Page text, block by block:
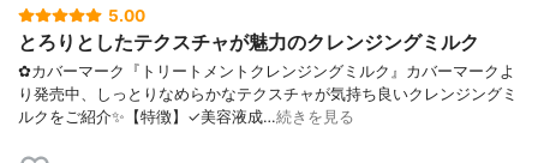
5.00
とろりとしたテクスチャが魅力のクレンジングミルク
✿カバーマーク『トリートメントクレンジングミルク』カバーマークよ
り発売中、しっとりなめらかなテクスチャが気持ち良いクレンジングミ
ルクをご紹介✨【特徴】✓美容液成…続きを見る